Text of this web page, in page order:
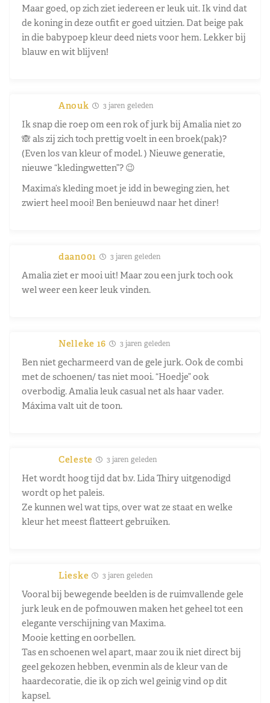
Maar goed, op zich ziet iedereen er leuk uit. Ik vind dat
de koning in deze outfit er goed uitzien. Dat beige pak
in die babypoep kleur deed niets voor hem. Lekker bij
blauw en wit blijven!
Anouk 3 jaren geleden
Ik snap die roep om een rok of jurk bij Amalia niet zo
🙈 als zij zich toch prettig voelt in een broek(pak)?
(Even los van kleur of model. ) Nieuwe generatie,
nieuwe “kledingwetten”? 😉
Maxima’s kleding moet je idd in beweging zien, het
zwiert heel mooi! Ben benieuwd naar het diner!
daan001 3 jaren geleden
Amalia ziet er mooi uit! Maar zou een jurk toch ook
wel weer een keer leuk vinden.
Nelleke 16 3 jaren geleden
Ben niet gecharmeerd van de gele jurk. Ook de combi
met de schoenen/ tas niet mooi. “Hoedje” ook
overbodig. Amalia leuk casual net als haar vader.
Máxima valt uit de toon.
Celeste 3 jaren geleden
Het wordt hoog tijd dat b.v. Lida Thiry uitgenodigd
wordt op het paleis.
Ze kunnen wel wat tips, over wat ze staat en welke
kleur het meest flatteert gebruiken.
Lieske 3 jaren geleden
Vooral bij bewegende beelden is de ruimvallende gele
jurk leuk en de pofmouwen maken het geheel tot een
elegante verschijning van Maxima.
Mooie ketting en oorbellen.
Tas en schoenen wel apart, maar zou ik niet direct bij
geel gekozen hebben, evenmin als de kleur van de
haardecoratie, die ik op zich wel geinig vind op dit
kapsel.